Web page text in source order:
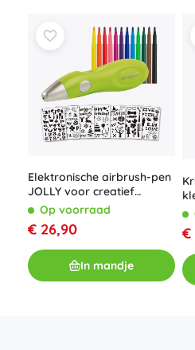
Elektronische airbrush-pen
JOLLY voor creatief
schilderen
Op voorraad
€ 26,90
In mandje
€